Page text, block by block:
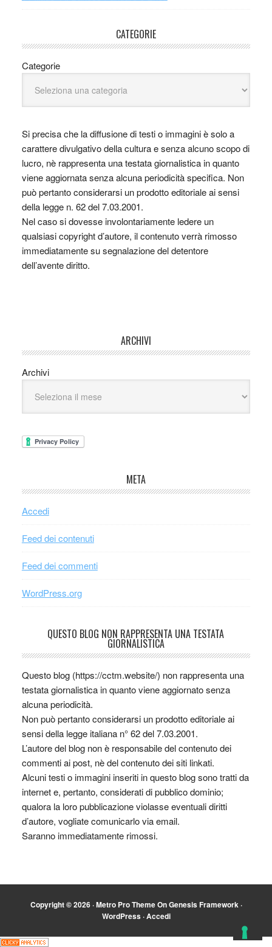
CATEGORIE
Categorie
Si precisa che la diffusione di testi o immagini è solo a
carattere divulgativo della cultura e senza alcuno scopo di
lucro, nè rappresenta una testata giornalistica in quanto
viene aggiornata senza alcuna periodicità specifica. Non
può pertanto considerarsi un prodotto editoriale ai sensi
della legge n. 62 del 7.03.2001.
Nel caso si dovesse involontariamente ledere un
qualsiasi copyright d’autore, il contenuto verrà rimosso
immediatamente su segnalazione del detentore
dell’avente diritto.
ARCHIVI
Archivi
META
Accedi
Feed dei contenuti
Feed dei commenti
WordPress.org
QUESTO BLOG NON RAPPRESENTA UNA TESTATA
GIORNALISTICA
Questo blog (https://cctm.website/) non rappresenta una
testata giornalistica in quanto viene aggiornato senza
alcuna periodicità.
Non può pertanto considerarsi un prodotto editoriale ai
sensi della legge italiana n° 62 del 7.03.2001.
L’autore del blog non è responsabile del contenuto dei
commenti ai post, nè del contenuto dei siti linkati.
Alcuni testi o immagini inseriti in questo blog sono tratti da
internet e, pertanto, considerati di pubblico dominio;
qualora la loro pubblicazione violasse eventuali diritti
d’autore, vogliate comunicarlo via email.
Saranno immediatamente rimossi.
Copyright © 2026 ·Metro Pro ThemeOnGenesis Framework·
WordPress·Accedi